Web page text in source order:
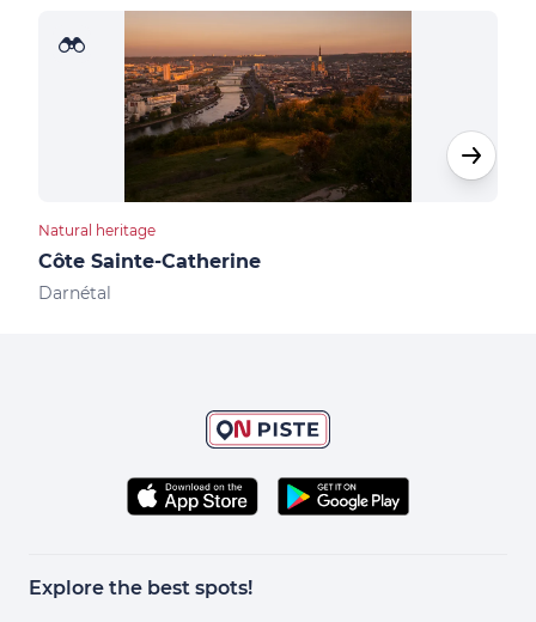
Natural heritage
Côte Sainte-Catherine
Darnétal
Explore the best spots!